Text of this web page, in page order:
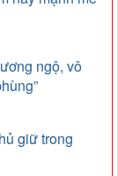
ngộ, vô
giữ trong